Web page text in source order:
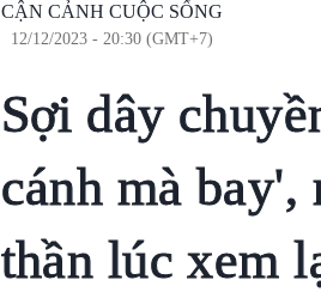
CẬN CẢNH CUỘC SỐNG
12/12/2023 - 20:30 (GMT+7)
Sợi dây
cánh mà bay',
thần lúc xem